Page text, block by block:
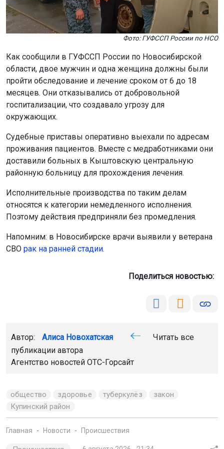
Фото: ГУФССП России по НСО
Как сообщили в ГУФССП России по Новосибирской
области, двое мужчин и одна женщина должны были
пройти обследование и лечение сроком от 6 до 18
месяцев. Они отказывались от добровольной
госпитализации, что создавало угрозу для
окружающих.
Судебные приставы оперативно выехали по адресам
проживания пациентов. Вместе с медработниками они
доставили больных в Кыштовскую центральную
районную больницу для прохождения лечения.
Исполнительные производства по таким делам
относятся к категории немедленного исполнения.
Поэтому действия предприняли без промедления.
Напомним: в Новосибирске врачи выявили у ветерана
СВО рак на ранней стадии.
Поделиться новостью:
Автор: Алиса Новохатская
Читать все
публикации автора
Агентство новостей ОТС-Горсайт
общество здоровье туберкулёз
закон
Купинский район
Главная Новости Происшествия